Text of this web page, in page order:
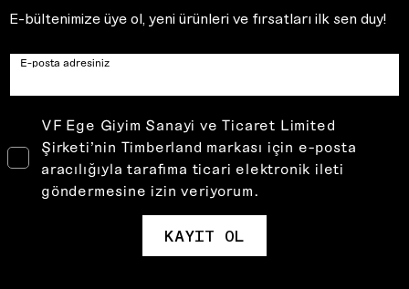
E-bültenimize üye ol, yeni ürünleri ve fırsatları ilk sen duy!
E-posta adresiniz
VF Ege Giyim Sanayi ve Ticaret Limited
Şirketi’nin Timberland markası için e-posta
aracılığıyla tarafıma ticari elektronik ileti
göndermesine izin veriyorum.
KAYIT OL